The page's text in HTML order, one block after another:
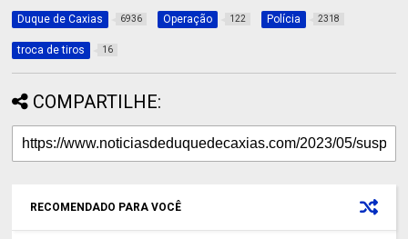
Duque de Caxias 6936 Operação 122 Polícia 2318
troca de tiros 16
COMPARTILHE:
RECOMENDADO PARA VOCÊ